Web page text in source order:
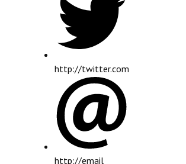
http://twitter.com
http://email